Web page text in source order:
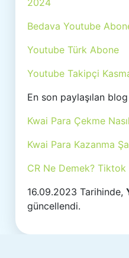
2024
Bedava Youtube
Youtube Türk Abone
Youtube Takipçi
En son paylaşılan
Kwai Para Çekme
Kwai Para Kazanma
CR Ne Demek? Tiktok
16.09.2023 Tarihinde,
güncellendi.